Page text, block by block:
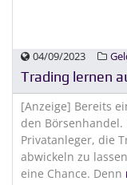
04/09/2023
Trading lernen
[Anzeige] Bereits
den
Privatanleger, die
abwickeln zu
eine Chance. Denn